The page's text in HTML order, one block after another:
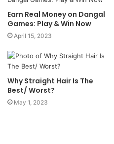
Earn Real Money on Dangal
Games: Play & Win Now
April 15, 2023
Why Straight Hair Is The
Best/ Worst?
May 1, 2023